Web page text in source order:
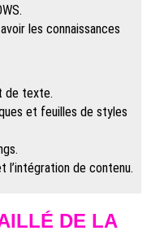
les connaissances
de texte.
et feuilles de styles
l’intégration de contenu.
DE LA